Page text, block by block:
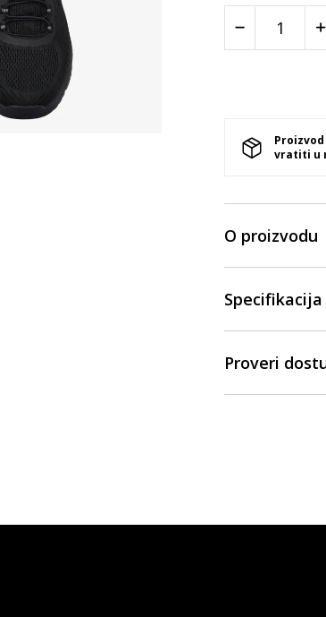
vratiti u
O proizvodu
Specifikacija
Proveri